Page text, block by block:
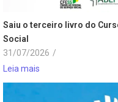
Saiu o terceiro livro do
Social
31/07/2026 /
Leia mais